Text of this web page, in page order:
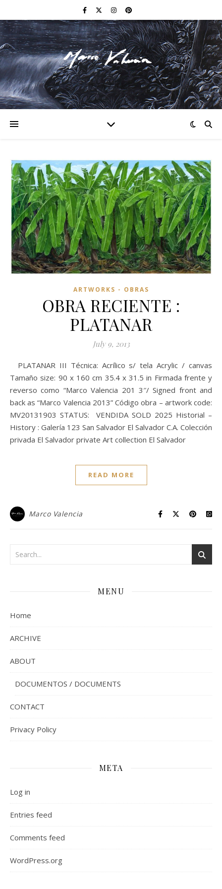
F I N E A R T
ARTWORKS - OBRAS
OBRA RECIENTE :
PLATANAR
July 9, 2013
PLATANAR III Técnica: Acrílico s/ tela Acrylic / canvas
Tamaño size: 90 x 160 cm 35.4 x 31.5 in Firmada frente y
reverso como “Marco Valencia 201 3″/ Signed front and
back as “Marco Valencia 2013” Código obra – artwork code:
MV20131903 STATUS: VENDIDA SOLD 2025 Historial –
History : Galería 123 San Salvador El Salvador C.A. Colección
privada El Salvador private Art collection El Salvador
READ MORE
Marco Valencia
MENU
Home
ARCHIVE
ABOUT
DOCUMENTOS / DOCUMENTS
CONTACT
Privacy Policy
META
Log in
Entries feed
Comments feed
WordPress.org